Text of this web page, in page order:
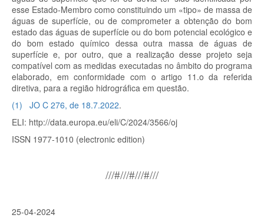
esse Estado-Membro como constituindo um «tipo» de massa de
águas de superfície, ou de comprometer a obtenção do bom
estado das águas de superfície ou do bom potencial ecológico e
do bom estado químico dessa outra massa de águas de
superfície e, por outro, que a realização desse projeto seja
compatível com as medidas executadas no âmbito do programa
elaborado, em conformidade com o artigo 11.o da referida
diretiva, para a região hidrográfica em questão.
(1) JO C 276, de 18.7.2022.
ELI: http://data.europa.eu/eli/C/2024/3566/oj
ISSN 1977-1010 (electronic edition)
///#///#///#///
25-04-2024